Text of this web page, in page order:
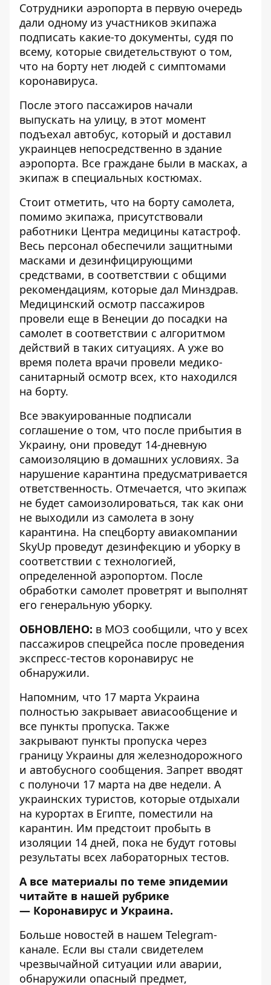
Сотрудники аэропорта в первую очередь
дали одному из участников экипажа
подписать какие-то документы, судя по
всему, которые свидетельствуют о том,
что на борту нет людей с симптомами
коронавируса.
После этого пассажиров начали
выпускать на улицу, в этот момент
подъехал автобус, который и доставил
украинцев непосредственно в здание
аэропорта. Все граждане были в масках, а
экипаж в специальных костюмах.
Стоит отметить, что на борту самолета,
помимо экипажа, присутствовали
работники Центра медицины катастроф.
Весь персонал обеспечили защитными
масками и дезинфицирующими
средствами, в соответствии с общими
рекомендациям, которые дал Минздрав.
Медицинский осмотр пассажиров
провели еще в Венеции до посадки на
самолет в соответствии с алгоритмом
действий в таких ситуациях. А уже во
время полета врачи провели медико-
санитарный осмотр всех, кто находился
на борту.
Все эвакуированные подписали
соглашение о том, что после прибытия в
Украину, они проведут 14-дневную
самоизоляцию в домашних условиях. За
нарушение карантина предусматривается
ответственность. Отмечается, что экипаж
не будет самоизолироваться, так как они
не выходили из самолета в зону
карантина. На спецборту авиакомпании
SkyUp проведут дезинфекцию и уборку в
соответствии с технологией,
определенной аэропортом. После
обработки самолет проветрят и выполнят
его генеральную уборку.
ОБНОВЛЕНО: в МОЗ сообщили, что у всех
пассажиров спецрейса после проведения
экспресс-тестов коронавирус не
обнаружили.
Напомним, что 17 марта Украина
полностью закрывает авиасообщение и
все пункты пропуска. Также
закрывают пункты пропуска через
границу Украины для железнодорожного
и автобусного сообщения. Запрет вводят
с полуночи 17 марта на две недели. А
украинских туристов, которые отдыхали
на курортах в Египте, поместили на
карантин. Им предстоит пробыть в
изоляции 14 дней, пока не будут готовы
результаты всех лабораторных тестов.
А все материалы по теме эпидемии
читайте в нашей рубрике
— Коронавирус и Украина.
Больше новостей в нашем Telegram-
канале. Если вы стали свидетелем
чрезвычайной ситуации или аварии,
обнаружили опасный предмет,